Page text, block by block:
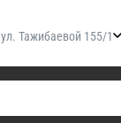
ул. Тажибаевой 155/1